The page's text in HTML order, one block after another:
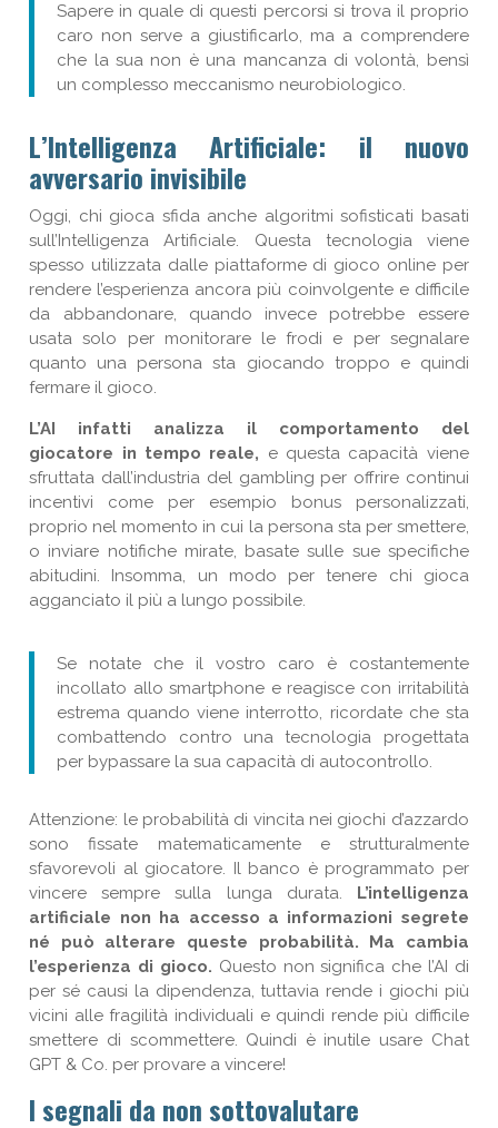
Sapere in quale di questi percorsi si trova il proprio
caro non serve a giustificarlo, ma a comprendere
che la sua non è una mancanza di volontà, bensì
un complesso meccanismo neurobiologico.
L’Intelligenza Artificiale: il nuovo
avversario invisibile
Oggi, chi gioca sfida anche algoritmi sofisticati basati
sull’Intelligenza Artificiale. Questa tecnologia viene
spesso utilizzata dalle piattaforme di gioco online per
rendere l’esperienza ancora più coinvolgente e difficile
da abbandonare, quando invece potrebbe essere
usata solo per monitorare le frodi e per segnalare
quanto una persona sta giocando troppo e quindi
fermare il gioco.
L’AI infatti analizza il comportamento del
giocatore in tempo reale, e questa capacità viene
sfruttata dall’industria del gambling per offrire continui
incentivi come per esempio bonus personalizzati,
proprio nel momento in cui la persona sta per smettere,
o inviare notifiche mirate, basate sulle sue specifiche
abitudini. Insomma, un modo per tenere chi gioca
agganciato il più a lungo possibile.
Se notate che il vostro caro è costantemente
incollato allo smartphone e reagisce con irritabilità
estrema quando viene interrotto, ricordate che sta
combattendo contro una tecnologia progettata
per bypassare la sua capacità di autocontrollo.
Attenzione: le probabilità di vincita nei giochi d’azzardo
sono fissate matematicamente e strutturalmente
sfavorevoli al giocatore. Il banco è programmato per
vincere sempre sulla lunga durata. L’intelligenza
artificiale non ha accesso a informazioni segrete
né può alterare queste probabilità. Ma cambia
l’esperienza di gioco. Questo non significa che l’AI di
per sé causi la dipendenza, tuttavia rende i giochi più
vicini alle fragilità individuali e quindi rende più difficile
smettere di scommettere. Quindi è inutile usare Chat
GPT & Co. per provare a vincere!
I segnali da non sottovalutare